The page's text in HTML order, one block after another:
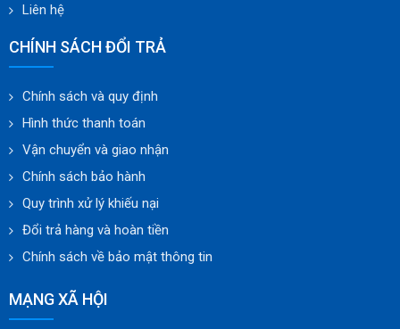
Liên hệ
CHÍNH SÁCH ĐỔI TRẢ
Chính sách và quy định
Hình thức thanh toán
Vận chuyển và giao nhận
Chính sách bảo hành
Quy trình xử lý khiếu nại
Đổi trả hàng và hoàn tiền
Chính sách về bảo mật thông tin
MẠNG XÃ HỘI